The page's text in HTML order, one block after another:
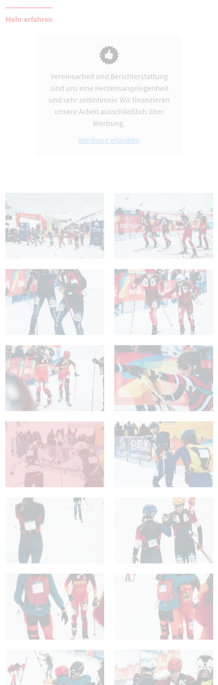
Mehr erfahren
Vereinsarbeit und Berichterstattung
sind uns eine Herzensangelegenheit
und sehr zeitintensiv. Wir finanzieren
unsere Arbeit ausschließlich über
Werbung.
Werbung erlauben